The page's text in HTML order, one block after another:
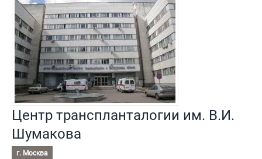
Центр транспланталогии им. В.И.
Шумакова
г. Москва